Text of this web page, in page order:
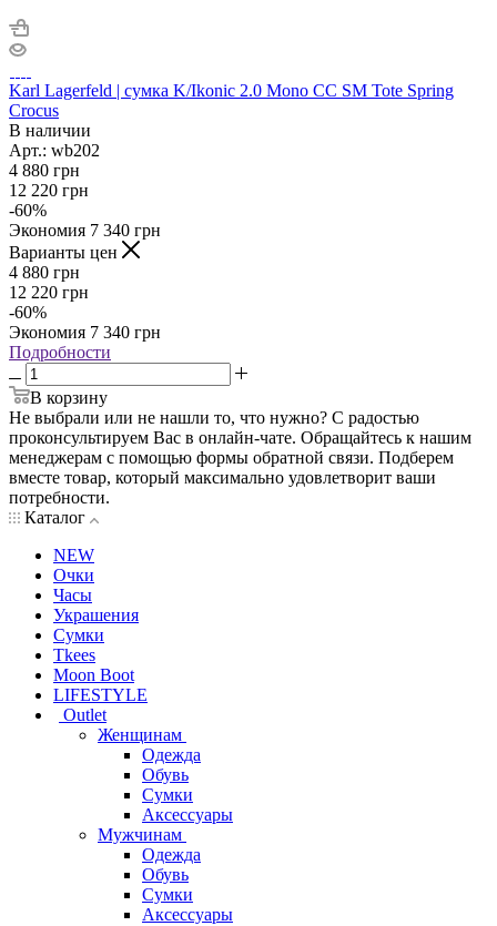
Karl Lagerfeld | сумка K/Ikonic 2.0 Mono CC SM Tote Spring
Crocus
В наличии
Арт.: wb202
4 880 грн
12 220 грн
-60%
Экономия 7 340 грн
Варианты цен
4 880 грн
12 220 грн
-60%
Экономия 7 340 грн
Подробности
В корзину
Не выбрали или не нашли то, что нужно? С радостью
проконсультируем Вас в онлайн-чате. Обращайтесь к нашим
менеджерам с помощью формы обратной связи. Подберем
вместе товар, который максимально удовлетворит ваши
потребности.
Каталог
NEW
Очки
Часы
Украшения
Сумки
Tkees
Moon Boot
LIFESTYLE
Outlet
Женщинам
Одежда
Обувь
Сумки
Аксессуары
Мужчинам
Одежда
Обувь
Сумки
Аксессуары